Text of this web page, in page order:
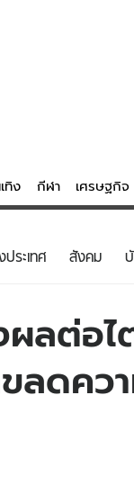
ทิง กีฬา เศรษฐกิจ
ง - ตรวจหวย
ยไทย
ว
ประเทศ สังคม
ลต่อไ
ลดคว